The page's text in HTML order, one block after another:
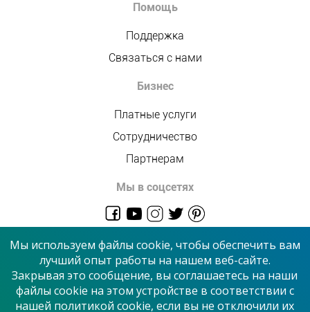
Помощь
Поддержка
Связаться с нами
Бизнес
Платные услуги
Сотрудничество
Партнерам
Мы в соцсетях
© 2026 “Сервисный центр”
Мы используем файлы cookie, чтобы обеспечить вам
лучший опыт работы на нашем веб-сайте.
Закрывая это сообщение, вы соглашаетесь на наши
файлы cookie на этом устройстве в соответствии с
нашей политикой cookie, если вы не отключили их